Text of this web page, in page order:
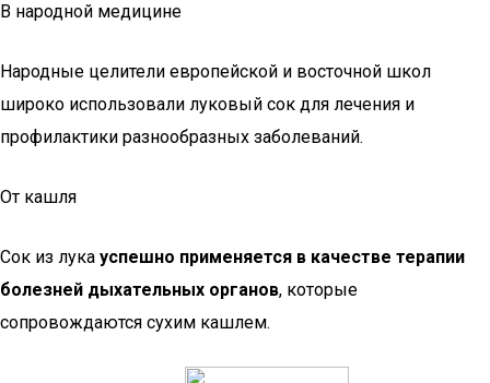
В народной медицине
Народные целители европейской и восточной школ
широко использовали луковый сок для лечения и
профилактики разнообразных заболеваний.
От кашля
Сок из лука успешно применяется в качестве терапии
болезней дыхательных органов, которые
сопровождаются сухим кашлем.